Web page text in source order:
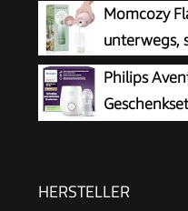
handelsüblichen
Momcozy
unterwegs,
Philips
automatische
HERSTELLER